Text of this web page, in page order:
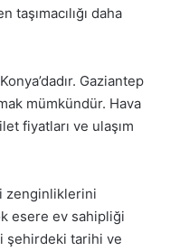
daha
Gaziantep
mümkündür. Hava
fiyatları ve ulaşım
zenginliklerini
esere ev sahipliği
şehirdeki tarihi ve